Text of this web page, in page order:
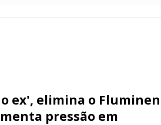
ex', elimina o
pressão em